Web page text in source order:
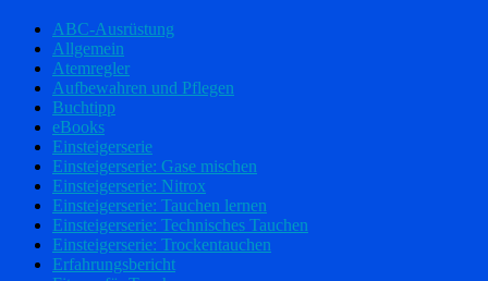
ABC-Ausrüstung
Allgemein
Atemregler
Aufbewahren und Pflegen
Buchtipp
eBooks
Einsteigerserie
Einsteigerserie: Gase mischen
Einsteigerserie: Nitrox
Einsteigerserie: Tauchen lernen
Einsteigerserie: Technisches Tauchen
Einsteigerserie: Trockentauchen
Erfahrungsbericht